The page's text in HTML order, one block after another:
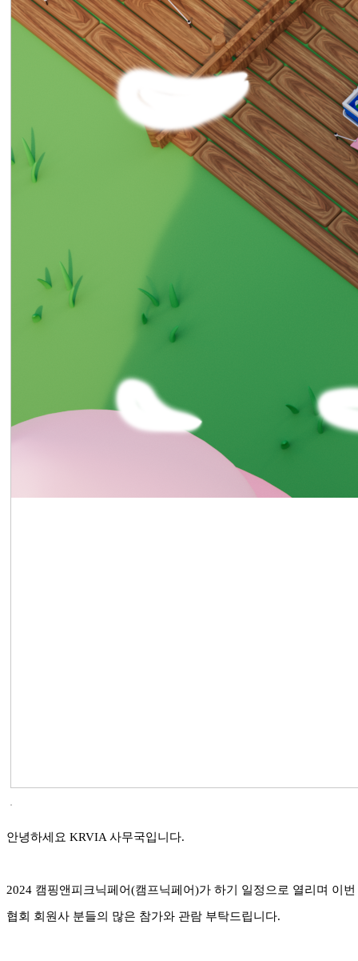
안녕하세요 KRVIA 사무국입니다.
2024 캠핑앤피크닉페어(캠프닉페어)가 하기 일정으로 열리며 이
협회 회원사 분들의 많은 참가와 관람 부탁드립니다.